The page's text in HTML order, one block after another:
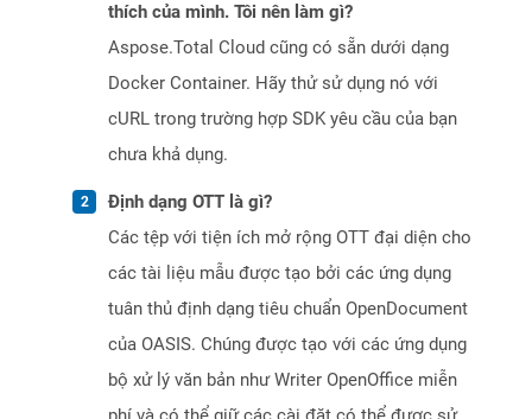
thích của mình. Tôi nên làm gì?
Aspose.Total Cloud cũng có sẵn dưới dạng
Docker Container. Hãy thử sử dụng nó với
cURL trong trường hợp SDK yêu cầu của bạn
chưa khả dụng.
Định dạng OTT là gì?
Các tệp với tiện ích mở rộng OTT đại diện cho
các tài liệu mẫu được tạo bởi các ứng dụng
tuân thủ định dạng tiêu chuẩn OpenDocument
của OASIS. Chúng được tạo với các ứng dụng
bộ xử lý văn bản như Writer OpenOffice miễn